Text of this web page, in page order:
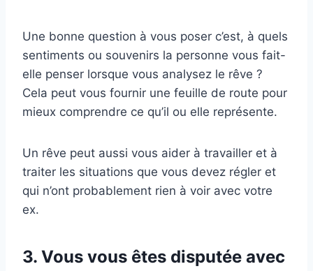
Une bonne question à vous poser c’est, à quels
sentiments ou souvenirs la personne vous fait-
elle penser lorsque vous analysez le rêve ?
Cela peut vous fournir une feuille de route pour
mieux comprendre ce qu’il ou elle représente.
Un rêve peut aussi vous aider à travailler et à
traiter les situations que vous devez régler et
qui n’ont probablement rien à voir avec votre
ex.
3. Vous vous êtes disputée avec